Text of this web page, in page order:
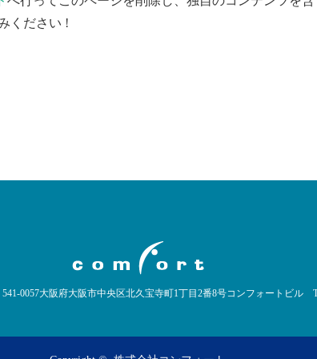
ください !
541-0057大阪府大阪市中央区北久宝寺町1丁目2番8号コンフォートビル